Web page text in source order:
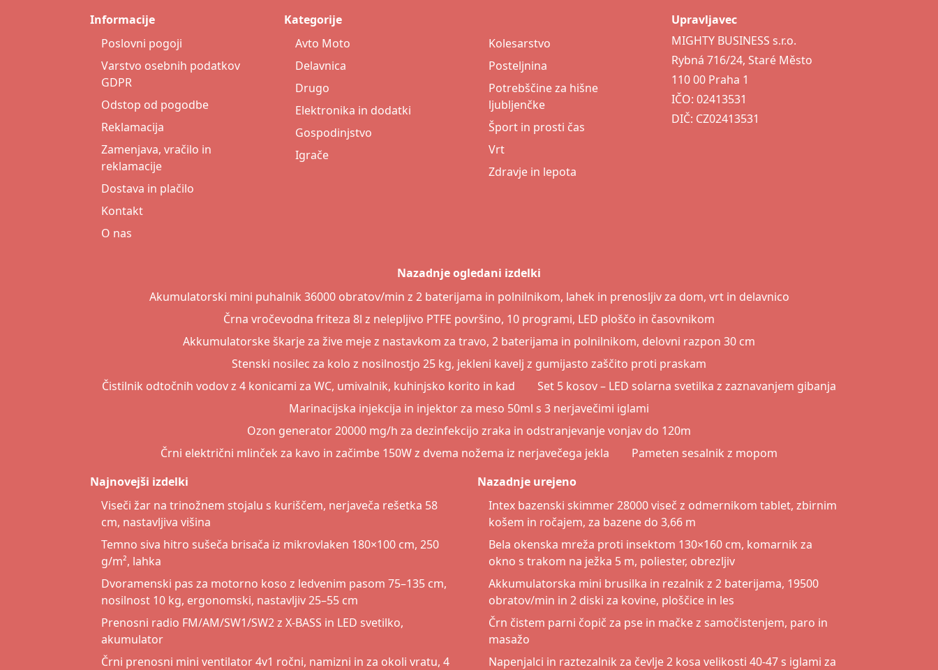
Informacije
Poslovni pogoji
Varstvo osebnih podatkov
GDPR
Odstop od pogodbe
Reklamacija
Zamenjava, vračilo in
reklamacije
Dostava in plačilo
Kontakt
O nas
Kategorije
Avto Moto
Delavnica
Drugo
Elektronika in dodatki
Gospodinjstvo
Igrače
Kolesarstvo
Posteljnina
Potrebščine za hišne
ljubljenčke
Šport in prosti čas
Vrt
Zdravje in lepota
Upravljavec
MIGHTY BUSINESS s.r.o.
Rybná 716/24, Staré Město
110 00 Praha 1
IČO: 02413531
DIČ: CZ02413531
Nazadnje ogledani izdelki
Akumulatorski mini puhalnik 36000 obratov/min z 2 baterijama in polnilnikom, lahek in prenosljiv za dom, vrt in delavnico
Črna vročevodna friteza 8l z nelepljivo PTFE površino, 10 programi, LED ploščo in časovnikom
Akkumulatorske škarje za žive meje z nastavkom za travo, 2 baterijama in polnilnikom, delovni razpon 30 cm
Stenski nosilec za kolo z nosilnostjo 25 kg, jekleni kavelj z gumijasto zaščito proti praskam
Čistilnik odtočnih vodov z 4 konicami za WC, umivalnik, kuhinjsko korito in kad
Set 5 kosov – LED solarna svetilka z zaznavanjem gibanja
Marinacijska injekcija in injektor za meso 50ml s 3 nerjavečimi iglami
Ozon generator 20000 mg/h za dezinfekcijo zraka in odstranjevanje vonjav do 120m
Črni električni mlinček za kavo in začimbe 150W z dvema nožema iz nerjavečega jekla
Pameten sesalnik z mopom
Najnovejši izdelki
Viseči žar na trinožnem stojalu s kuriščem, nerjaveča rešetka 58
cm, nastavljiva višina
Temno siva hitro sušeča brisača iz mikrovlaken 180×100 cm, 250
g/m², lahka
Dvoramenski pas za motorno koso z ledvenim pasom 75–135 cm,
nosilnost 10 kg, ergonomski, nastavljiv 25–55 cm
Prenosni radio FM/AM/SW1/SW2 z X-BASS in LED svetilko,
akumulator
Črni prenosni mini ventilator 4v1 ročni, namizni in za okoli vratu, 4
Nazadnje urejeno
Intex bazenski skimmer 28000 viseč z odmernikom tablet, zbirnim
košem in ročajem, za bazene do 3,66 m
Bela okenska mreža proti insektom 130×160 cm, komarnik za
okno s trakom na ježka 5 m, poliester, obrezljiv
Akkumulatorska mini brusilka in rezalnik z 2 baterijama, 19500
obratov/min in 2 diski za kovine, ploščice in les
Črn čistem parni čopič za pse in mačke z samočistenjem, paro in
masažo
Napenjalci in raztezalnik za čevlje 2 kosa velikosti 40-47 s iglami za